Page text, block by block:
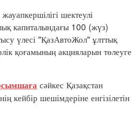
шектеулі
капиталындағы 100 (жүз)
үлесі "ҚазАвтоЖол" ұлттық
қоғамының акцияларын төлеуге
сәйкес Қазақстан
кейбір шешімдеріне енгізілетін